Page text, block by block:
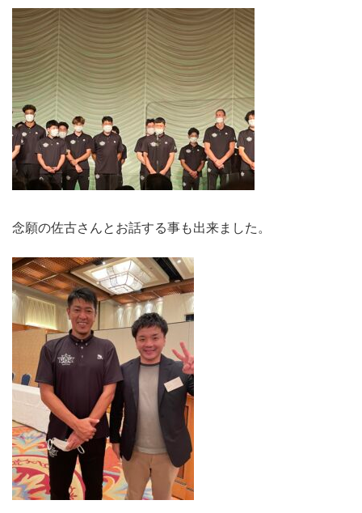
念願の佐古さんとお話する事も出来ました。